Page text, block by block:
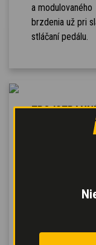
a modulovaného
brzdenia už pri
stláčaní pedálu.
a otočným
vykladania.